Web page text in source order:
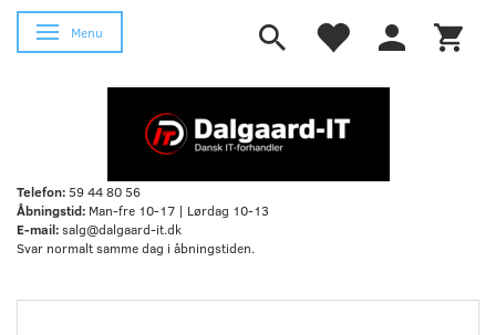
Skifte navigation
Menu
Telefon:59 44 80 56
Åbningstid: Man-fre 10-17 | Lørdag 10-13
E-mail:salg@dalgaard-it.dk
Svar normalt samme dag i åbningstiden.